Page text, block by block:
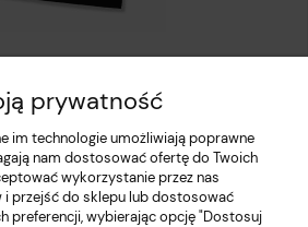
prywatność
im technologie umożliwiają poprawne
nam dostosować ofertę do Twoich
wykorzystanie przez nas
przejść do sklepu lub dostosować
preferencji, wybierając opcję "Dostosuj